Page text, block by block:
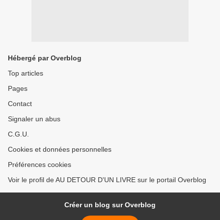
Hébergé par Overblog
Top articles
Pages
Contact
Signaler un abus
C.G.U.
Cookies et données personnelles
Préférences cookies
Voir le profil de AU DETOUR D'UN LIVRE sur le portail Overblog
Créer un blog sur Overblog